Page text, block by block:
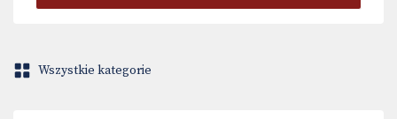
Wszystkie kategorie